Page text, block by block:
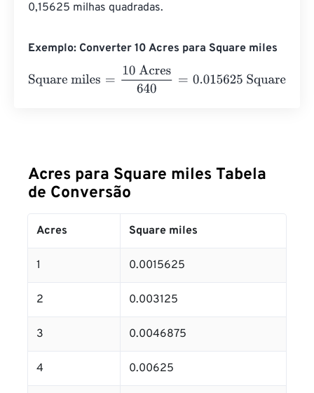
0,15625 milhas quadradas.
Exemplo: Converter 10 Acres para Square miles
Square miles
10 Acres640= 0.015625 Square miles
Acres para Square miles Tabela
de Conversão
Acres Square miles
1 0.0015625
2 0.003125
3 0.0046875
4 0.00625